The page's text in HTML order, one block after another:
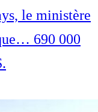
le ministère
690 000